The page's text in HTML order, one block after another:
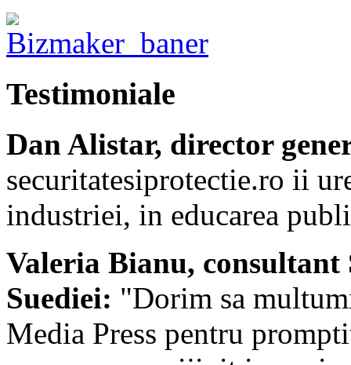
Testimoniale
Dan Alistar, director
securitatesiprotectie.ro ii
industriei, in educarea
Valeria Bianu, consultant
Suediei: "Dorim sa
Media Press pentru